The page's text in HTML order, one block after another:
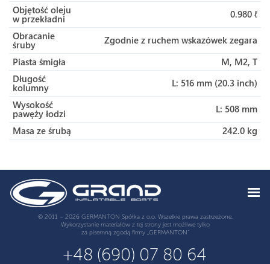
Objętość oleju
w przekładni
0.980 ℓ
Obracanie
śruby
Zgodnie z ruchem wskazówek zegara
Piasta śmigła
M, M2, T
Długość
kolumny
L: 516 mm (20.3 inch)
Wysokość
pawęży łodzi
L: 508 mm
Masa ze śrubą
242.0 kg
© 2011 – 2026 GERMANTON Spółka z o.o. Wszelkie prawa zastrzeżone.
Wykorzystanie materiałów z tej strony jest możliwe tylko
za pisemną zgodą firmy „GERMANTON”
+48 (690) 07 80 64